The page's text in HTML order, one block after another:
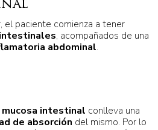
el paciente comienza a tener
, acompañados de una
abdominal.
intestinal conlleva una
de absorción del mismo. Por lo